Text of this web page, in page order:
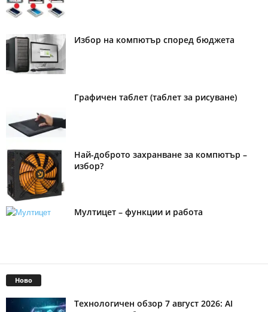
Избор на компютър според бюджета
Графичен таблет (таблет за рисуване)
Най-доброто захранване за компютър –
избор?
Мултицет – функции и работа
Ново
Технологичен обзор 7 август 2026: AI